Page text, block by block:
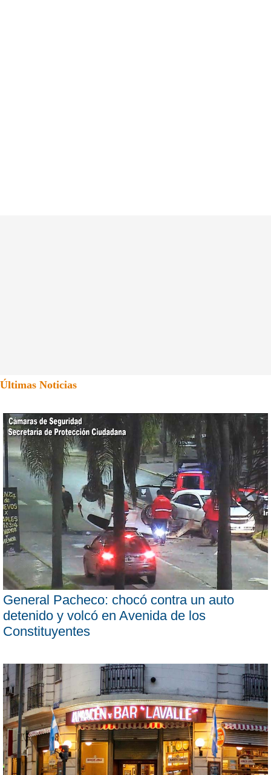
Últimas Noticias
General Pacheco: chocó contra un auto
detenido y volcó en Avenida de los
Constituyentes